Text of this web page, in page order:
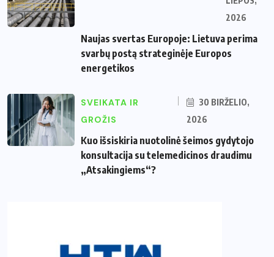
2026
Naujas svertas Europoje: Lietuva perima
svarbų postą strateginėje Europos
energetikos
SVEIKATA IR
GROŽIS
30 BIRŽELIO,
2026
Kuo išsiskiria nuotolinė šeimos gydytojo
konsultacija su telemedicinos draudimu
„Atsakingiems“?